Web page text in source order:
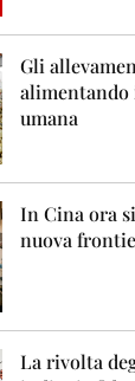
Gli
alimentando
umana
In Cina ora
nuova
La rivolta